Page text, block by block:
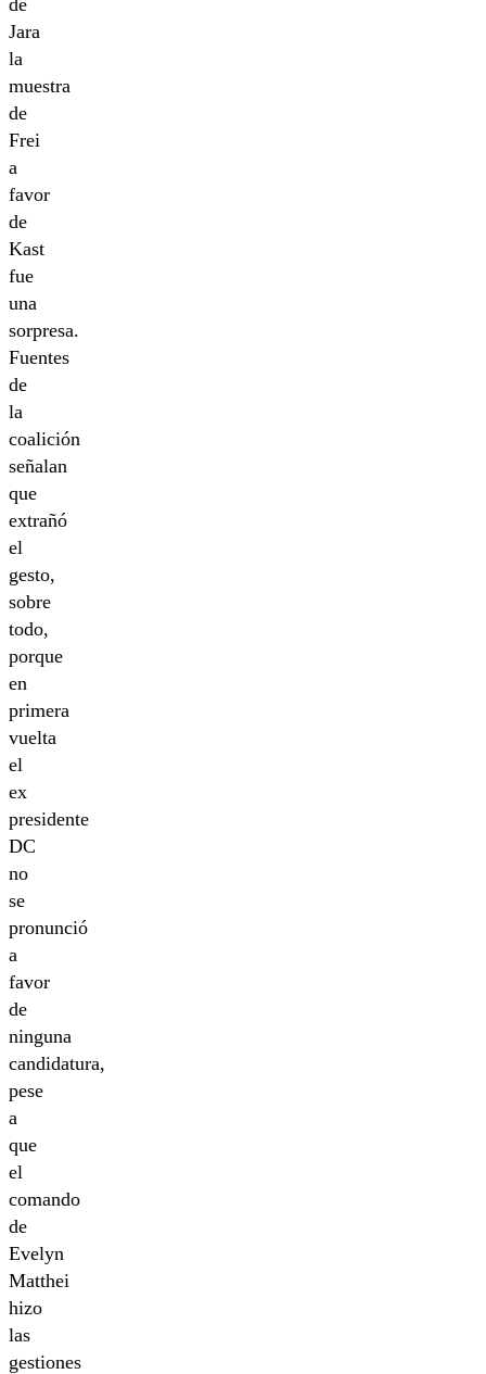
Jara
la
muestra
de
Frei
a
favor
de
Kast
fue
una
sorpresa.
Fuentes
de
la
coalición
señalan
que
extrañó
el
gesto,
sobre
todo,
porque
en
primera
vuelta
el
ex
presidente
DC
no
se
pronunció
a
favor
de
ninguna
candidatura,
pese
a
que
el
comando
de
Evelyn
Matthei
hizo
las
gestiones